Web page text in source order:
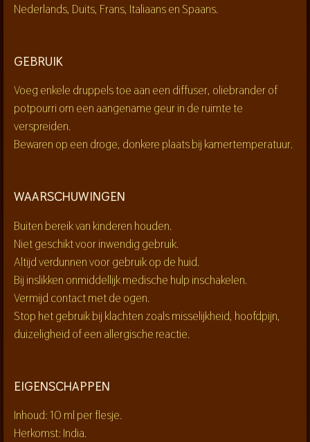
Nederlands, Duits, Frans, Italiaans en Spaans.
GEBRUIK
Voeg enkele druppels toe aan een diffuser, oliebrander of
potpourri om een aangename geur in de ruimte te
verspreiden.
Bewaren op een droge, donkere plaats bij kamertemperatuur.
WAARSCHUWINGEN
Buiten bereik van kinderen houden.
Niet geschikt voor inwendig gebruik.
Altijd verdunnen voor gebruik op de huid.
Bij inslikken onmiddellijk medische hulp inschakelen.
Vermijd contact met de ogen.
Stop het gebruik bij klachten zoals misselijkheid, hoofdpijn,
duizeligheid of een allergische reactie.
EIGENSCHAPPEN
Inhoud: 10 ml per flesje.
Herkomst: India.